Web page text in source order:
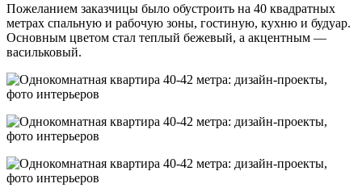
Пожеланием заказчицы было обустроить на 40 квадратных
метрах спальную и рабочую зоны, гостиную, кухню и будуар.
Основным цветом стал теплый бежевый, а акцентным —
васильковый.